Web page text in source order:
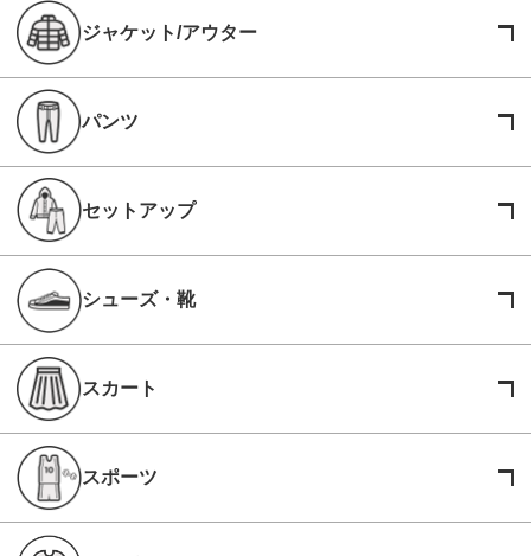
ジャケット/アウター
パンツ
セットアップ
シューズ・靴
スカート
スポーツ